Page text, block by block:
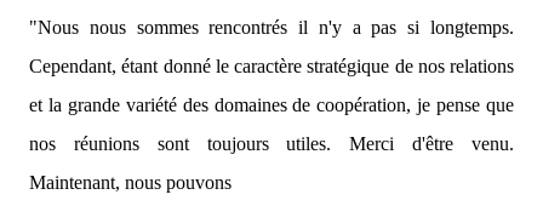
"Nous nous sommes rencontrés il n'y a pas si longtemps.
Cependant, étant donné le caractère stratégique de nos relations
et la grande variété des domaines de coopération, je pense que
nos réunions sont toujours utiles. Merci d'être venu.
Maintenant, nous pouvons